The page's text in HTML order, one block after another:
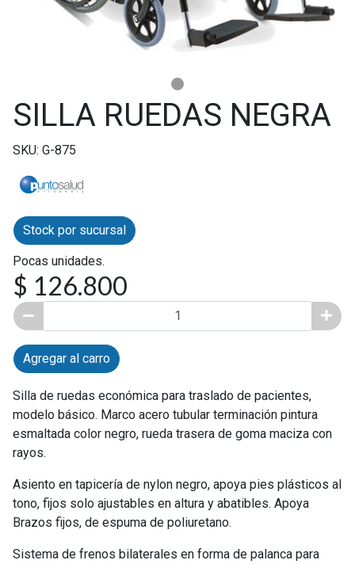
SILLA RUEDAS NEGRA
SKU: G-875
Stock por sucursal
Pocas unidades.
$ 126.800
Agregar al carro
Silla de ruedas económica para traslado de pacientes,
modelo básico. Marco acero tubular terminación pintura
esmaltada color negro, rueda trasera de goma maciza con
rayos.
Asiento en tapicería de nylon negro, apoya pies plásticos al
tono, fijos solo ajustables en altura y abatibles. Apoya
Brazos fijos, de espuma de poliuretano.
Sistema de frenos bilaterales en forma de palanca para